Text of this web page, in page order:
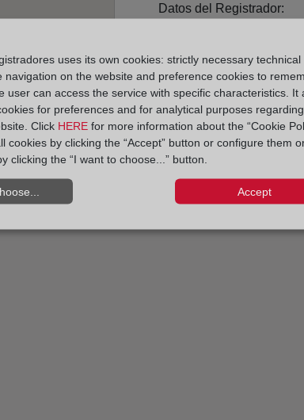
Datos del Registrador:
Delegado de Protección
dpo@corpme.es
hipotecario
uses its own cookies: strictly necessary technical
navigation on the website and preference cookies to
user can access the service with specific characteristics. It
for preferences and for analytical purposes
Click HERE for more information about the “Cookie
cookies by clicking the “Accept” button or configure them
clicking the “I want to choose...” button.
Accept